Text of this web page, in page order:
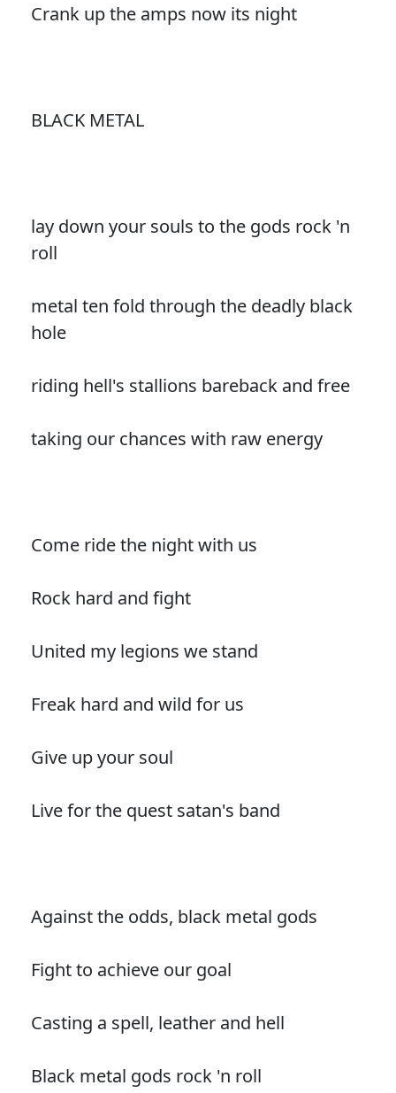
Crank up the amps now its night
BLACK METAL
lay down your souls to the gods rock 'n
roll
metal ten fold through the deadly black
hole
riding hell's stallions bareback and free
taking our chances with raw energy
Come ride the night with us
Rock hard and fight
United my legions we stand
Freak hard and wild for us
Give up your soul
Live for the quest satan's band
Against the odds, black metal gods
Fight to achieve our goal
Casting a spell, leather and hell
Black metal gods rock 'n roll